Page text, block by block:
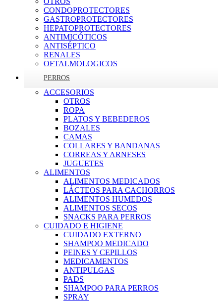
CONDOPROTECTORES
GASTROPROTECTORES
HEPATOPROTECTORES
ANTIMICÓTICOS
ANTISÉPTICO
RENALES
OFTALMOLOGICOS
PERROS
ACCESORIOS
OTROS
ROPA
PLATOS Y BEBEDEROS
BOZALES
CAMAS
COLLARES Y BANDANAS
CORREAS Y ARNESES
JUGUETES
ALIMENTOS
ALIMENTOS MEDICADOS
LÁCTEOS PARA CACHORROS
ALIMENTOS HUMEDOS
ALIMENTOS SECOS
SNACKS PARA PERROS
CUIDADO E HIGIENE
CUIDADO EXTERNO
SHAMPOO MEDICADO
PEINES Y CEPILLOS
MEDICAMENTOS
ANTIPULGAS
PADS
SHAMPOO PARA PERROS
SPRAY